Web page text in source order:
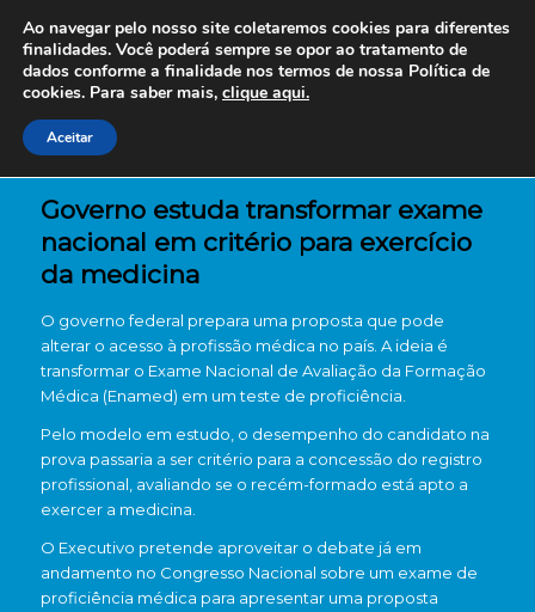
Governo estuda transformar exame
nacional em critério para exercício
da medicina
O governo federal prepara uma proposta que pode
alterar o acesso à profissão médica no país. A ideia é
transformar o Exame Nacional de Avaliação da Formação
Médica (Enamed) em um teste de proficiência.
Pelo modelo em estudo, o desempenho do candidato na
prova passaria a ser critério para a concessão do registro
profissional, avaliando se o recém-formado está apto a
exercer a medicina.
O Executivo pretende aproveitar o debate já em
andamento no Congresso Nacional sobre um exame de
proficiência médica para apresentar uma proposta
Ao navegar pelo nosso site coletaremos cookies para diferentes
finalidades. Você poderá sempre se opor ao tratamento de
dados conforme a finalidade nos termos de nossa Política de
cookies. Para saber mais, clique aqui.
Aceitar